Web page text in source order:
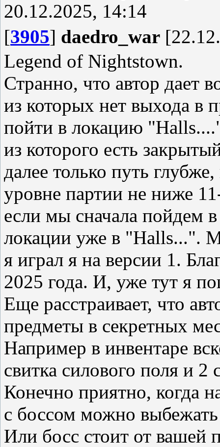
20.12.2025, 14:14
[3905] daedro_war
Legend of Nightstown.
Странно, что автор дает
из которых нет выхода
пойти в локацию
из которого есть
далее только путь
уровне партии не ниже
если мы сначала пойдем
локации уже в "Halls...".
я играл я на версии 1.
2025 года. И, уже тут я
Еще расстраивает, что
предметы в секретных
Например в инвентаре
свитка силового поля и
Конечно приятно, когда
с боссом можно выбежать
Или босс стоит от вашей